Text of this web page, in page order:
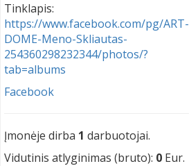
Tinklapis:
https://www.facebook.com/pg/ART-
DOME-Meno-Skliautas-
254360298232344/photos/?
tab=albums
Facebook
Įmonėje dirba 1 darbuotojai.
Vidutinis atlyginimas (bruto): 0 Eur.